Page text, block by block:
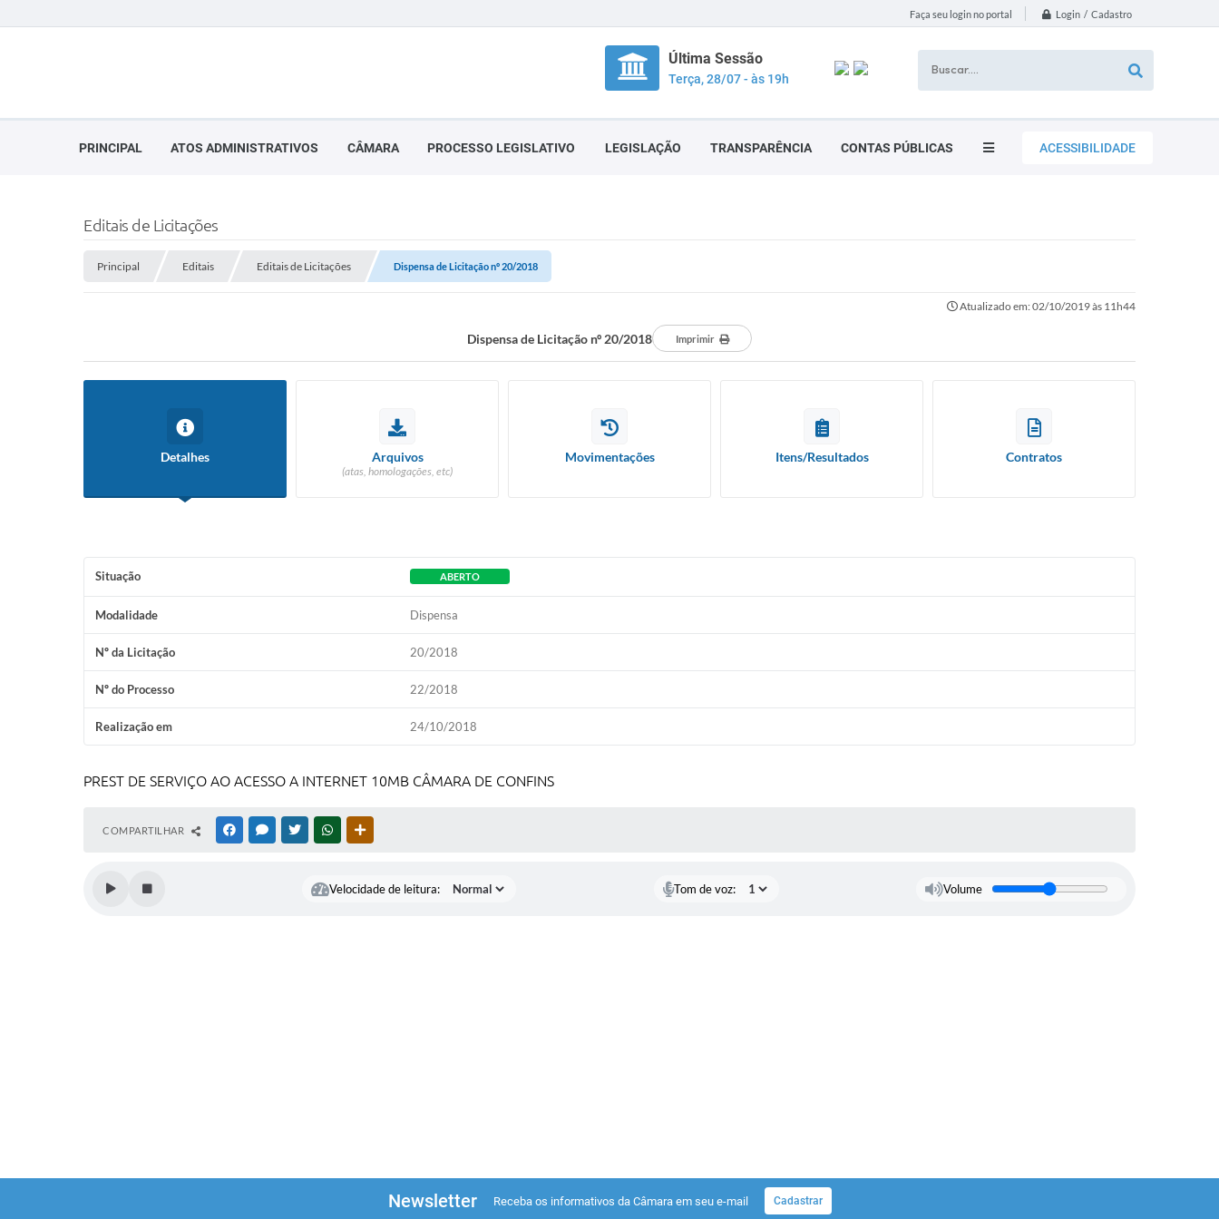
Faça seu login no portal Login / Cadastro
Última Sessão
Terça, 28/07 - às 19h
ACESSIBILIDADE
PRINCIPAL ATOS ADMINISTRATIVOS CÂMARA PROCESSO LEGISLATIVO LEGISLAÇÃO TRANSPARÊNCIA CONTAS PÚBLICAS
Editais de Licitações
Principal Editais Editais de Licitações Dispensa de Licitação nº 20/2018
Atualizado em: 02/10/2019 às 11h44
Dispensa de Licitação nº 20/2018 Imprimir
Detalhes Arquivos
(atas, homologações, etc)
Movimentações Itens/Resultados Contratos
Situação ABERTO
Modalidade Dispensa
Nº da Licitação 20/2018
Nº do Processo 22/2018
Realização em 24/10/2018
PREST DE SERVIÇO AO ACESSO A INTERNET 10MB CÂMARA DE CONFINS
COMPARTILHAR FACEBOOKMESSENGER
TWITTERWHATSAPP
Velocidade de leitura: Tom de voz: Volume
Newsletter Receba os informativos da Câmara em seu e-mail Cadastrar